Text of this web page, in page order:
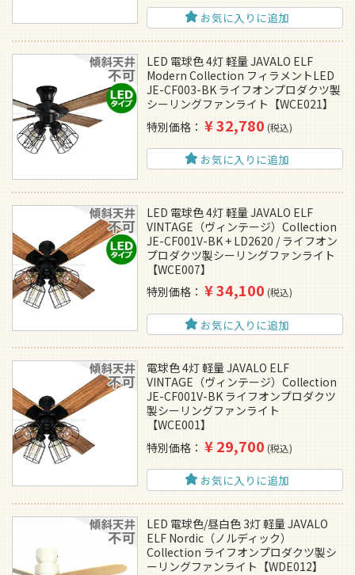
お気に入りに追加
LED 電球色 4灯 軽量 JAVALO ELF
Modern Collection フィラメントLED
JE-CF003-BK ライフオンプロダクツ製
シーリングファンライト【WCE021】
特別価格
¥32,780 税込
お気に入りに追加
LED 電球色 4灯 軽量 JAVALO ELF
VINTAGE（ヴィンテージ）Collection
JE-CF001V-BK + LD2620 / ライフオン
プロダクツ製シーリングファンライト
【WCE007】
特別価格
¥34,100 税込
お気に入りに追加
電球色 4灯 軽量 JAVALO ELF
VINTAGE（ヴィンテージ）Collection
JE-CF001V-BK ライフオンプロダクツ
製シーリングファンライト
【WCE001】
特別価格
¥29,700 税込
お気に入りに追加
LED 電球色/昼白色 3灯 軽量 JAVALO
ELF Nordic（ノルディック）
Collection ライフオンプロダクツ製シ
ーリングファンライト【WDE012】